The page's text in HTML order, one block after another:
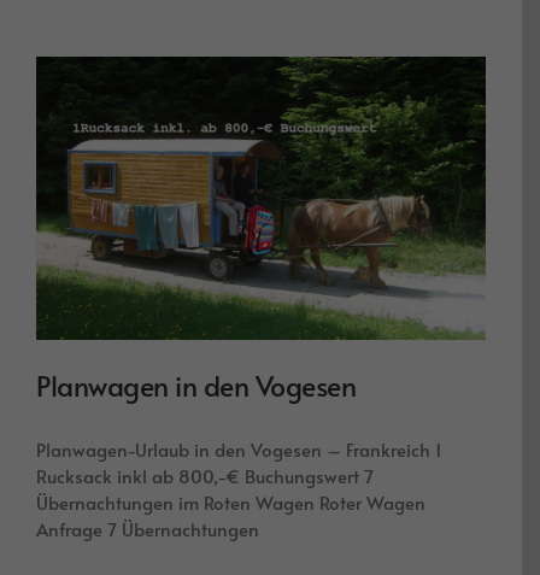
Planwagen in den Vogesen
Planwagen-Urlaub in den Vogesen – Frankreich 1
Rucksack inkl ab 800,-€ Buchungswert 7
Übernachtungen im Roten Wagen Roter Wagen
Anfrage 7 Übernachtungen